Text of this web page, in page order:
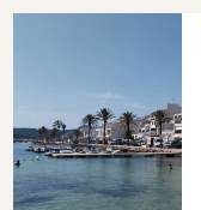
puerto
Tour
y
Excursione